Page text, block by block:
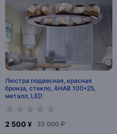
Люстра подвесная, красная
бронза, стекло, AHAB 100*25,
металл, LED
2 500 ¥ 35 000 ₽